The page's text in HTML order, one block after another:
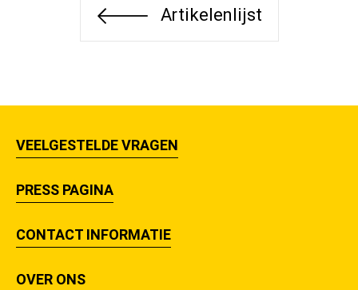
Artikelenlijst
VEELGESTELDE VRAGEN
PRESS PAGINA
CONTACT INFORMATIE
OVER ONS